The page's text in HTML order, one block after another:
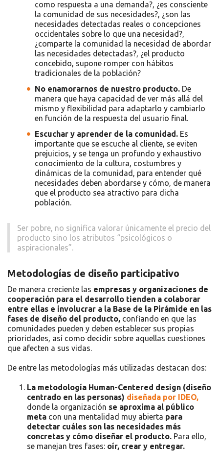
como respuesta a una demanda?, ¿es consciente
la comunidad de sus necesidades?, ¿son las
necesidades detectadas reales o concepciones
occidentales sobre lo que una necesidad?,
¿comparte la comunidad la necesidad de abordar
las necesidades detectadas?, ¿el producto
concebido, supone romper con hábitos
tradicionales de la población?
No enamorarnos de nuestro producto. De
manera que haya capacidad de ver más allá del
mismo y flexibilidad para adaptarlo y cambiarlo
en función de la respuesta del usuario final.
Escuchar y aprender de la comunidad. Es
importante que se escuche al cliente, se eviten
prejuicios, y se tenga un profundo y exhaustivo
conocimiento de la cultura, costumbres y
dinámicas de la comunidad, para entender qué
necesidades deben abordarse y cómo, de manera
que el producto sea atractivo para dicha
población.
Ser pobre, no significa valorar únicamente el precio del
producto sino los atributos “psicológicos o
aspiracionales”.
Metodologías de diseño participativo
De manera creciente las empresas y organizaciones de
cooperación para el desarrollo tienden a colaborar
entre ellas e involucrar a la Base de la Pirámide en las
fases de diseño del producto, confiando en que las
comunidades pueden y deben establecer sus propias
prioridades, así como decidir sobre aquellas cuestiones
que afecten a sus vidas.
De entre las metodologías más utilizadas destacan dos:
La metodología Human-Centered design (diseño
centrado en las personas) diseñada por IDEO,
donde la organización se aproxima al público
meta con una mentalidad muy abierta para
detectar cuáles son las necesidades más
concretas y cómo diseñar el producto. Para ello,
se manejan tres fases: oír, crear y entregar.